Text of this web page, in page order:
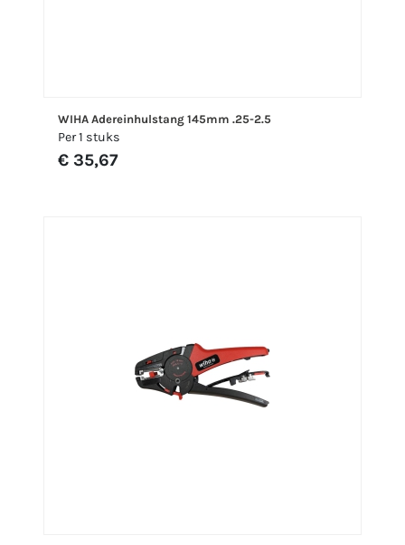
WIHA Adereinhulstang 145mm .25-2.5
Per 1 stuks
€ 35,67